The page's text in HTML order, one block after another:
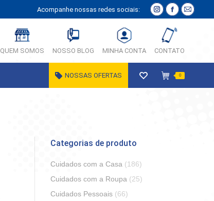
Acompanhe nossas redes sociais:
Instagram
página
abre
em
janela
Facebook
página
em
janela
E-
QUEM SOMOS NOSSO BLOG MINHA CONTA CONTATO
NOSSAS OFERTAS 0
Categorias de produto
Cuidados com a Casa (186)
Cuidados com a Roupa (25)
Cuidados Pessoais (66)